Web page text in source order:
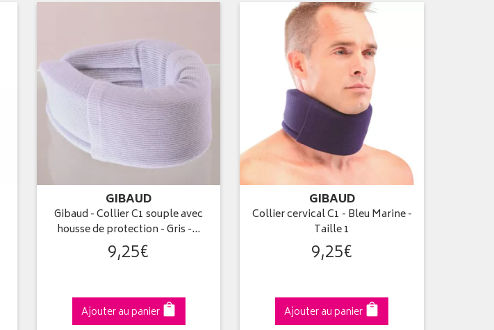
GIBAUD
Gibaud - Collier C1 souple avec
housse de protection - Gris -…
9,25€
Ajouter au panier
GIBAUD
Collier cervical C1 - Bleu Marine -
Taille 1
9,25€
Ajouter au panier